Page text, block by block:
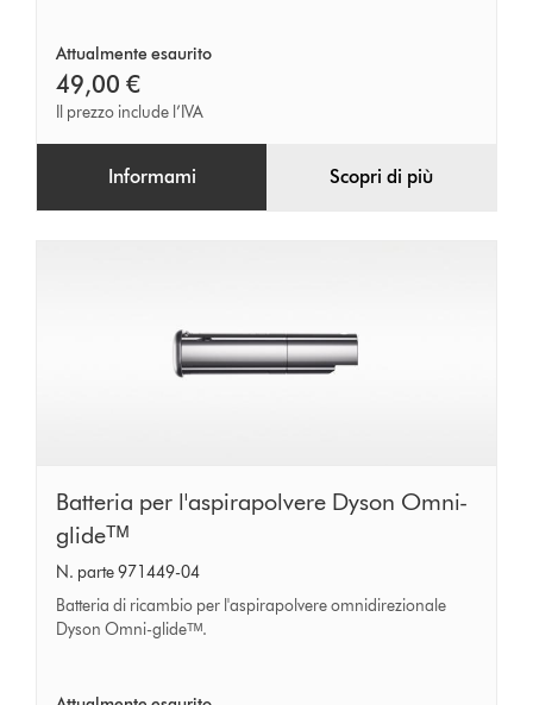
Attualmente esaurito
49,00 €
Il prezzo include l’IVA
Informami Scopri di più
Batteria
per
l'aspirapolvere
Dyson
Omni-
Batteria per l'aspirapolvere Dyson Omni-
glideᵀᴹ
N. parte 971449-04
Batteria di ricambio per l'aspirapolvere omnidirezionale
Dyson Omni-glideᵀᴹ.